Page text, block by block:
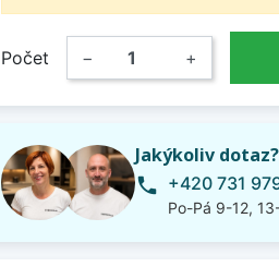
Počet − +
Jakýkoliv
phone +420 731
Po-Pá 9-12,